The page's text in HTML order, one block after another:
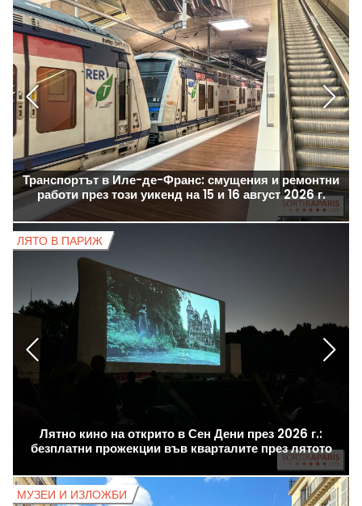
Транспортът в Иле-де-Франс: смущения и ремонтни
работи през този уикенд на 15 и 16 август 2026 г.
Лятно кино на открито в Сен Дени през 2026 г.:
безплатни прожекции във кварталите през лятото
ЛЯТО В ПАРИЖ
МУЗЕИ И ИЗЛОЖБИ